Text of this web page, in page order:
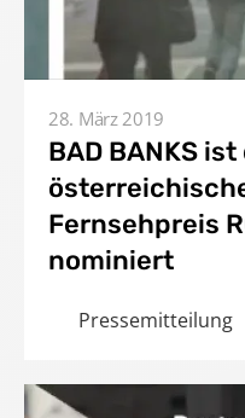
28. März 2019
BAD BANKS
Fernsehpreis
nominiert
Pressemitteilung